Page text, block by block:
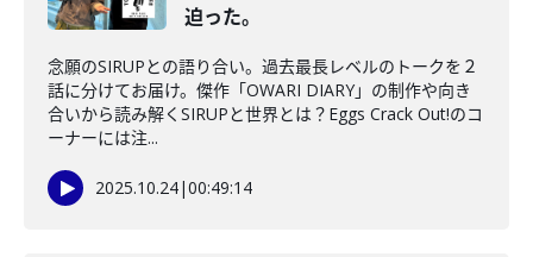
迫った。
念願のSIRUPとの語り合い。過去最長レベルのトークを２
話に分けてお届け。傑作「OWARI DIARY」の制作や向き
合いから読み解くSIRUPと世界とは？Eggs Crack Out!のコ
ーナーには注...
2025.10.24|00:49:14